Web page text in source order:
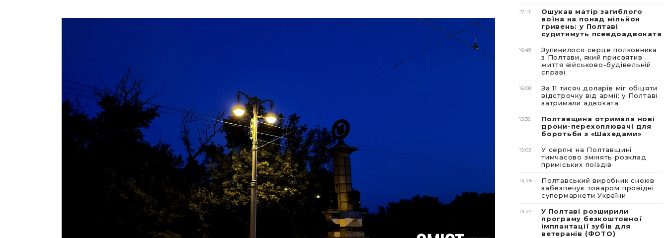
17:17
Ошукав матір загиблого
воїна на понад мільйон
гривень: у Полтаві
судитимуть псевдоадвоката
16:49
Зупинилося серце полковника
з Полтави, який присвятив
життя військово-будівельній
справі
16:08
За 11 тисяч доларів міг обіцяти
відстрочку від армії: у Полтаві
затримали адвоката
15:36
Полтавщина отримала нові
дрони-перехоплювачі для
боротьби з «Шахедами»
15:02
У серпні на Полтавщині
тимчасово змінять розклад
приміських поїздів
14:28
Полтавський виробник снеків
забезпечує товаром провідні
супермаркети України
14:24
У Полтаві розширили
програму безкоштовної
імплантації зубів для
ветеранів (ФОТО)